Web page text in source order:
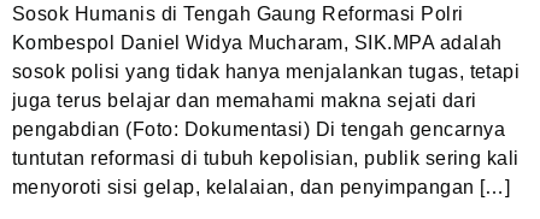
Sosok Humanis di Tengah Gaung Reformasi Polri
Kombespol Daniel Widya Mucharam, SIK.MPA adalah
sosok polisi yang tidak hanya menjalankan tugas, tetapi
juga terus belajar dan memahami makna sejati dari
pengabdian (Foto: Dokumentasi) Di tengah gencarnya
tuntutan reformasi di tubuh kepolisian, publik sering kali
menyoroti sisi gelap, kelalaian, dan penyimpangan […]